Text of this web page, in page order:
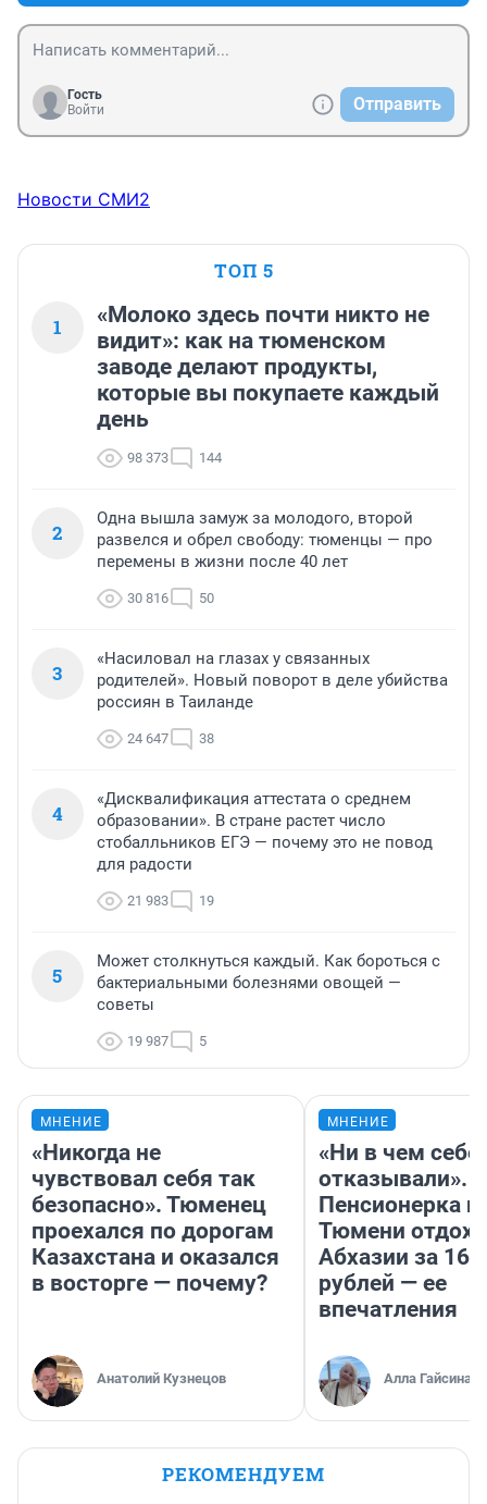
Гость
Войти
Отправить
Новости СМИ2
ТОП 5
1
«Молоко здесь почти никто не
видит»: как на тюменском
заводе делают продукты,
которые вы покупаете каждый
день
98 373 144
2
Одна вышла замуж за молодого, второй
развелся и обрел свободу: тюменцы — про
перемены в жизни после 40 лет
30 816 50
3
«Насиловал на глазах у связанных
родителей». Новый поворот в деле убийства
россиян в Таиланде
24 647 38
4
«Дисквалификация аттестата о среднем
образовании». В стране растет число
стобалльников ЕГЭ — почему это не повод
для радости
21 983 19
5
Может столкнуться каждый. Как бороться с
бактериальными болезнями овощей —
советы
19 987 5
МНЕНИЕ
«Никогда не
чувствовал себя так
безопасно». Тюменец
проехался по дорогам
Казахстана и оказался
в восторге — почему?
Анатолий Кузнецов
МНЕНИЕ
«Ни в чем себе
отказывали».
Пенсионерка
Тюмени
Абхазии за
рублей — ее
впечатления
Алла Гайсина
РЕКОМЕНДУЕМ